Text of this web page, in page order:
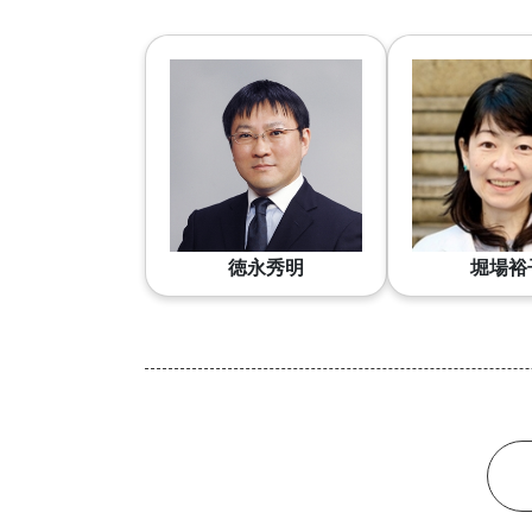
徳永秀明 堀場裕